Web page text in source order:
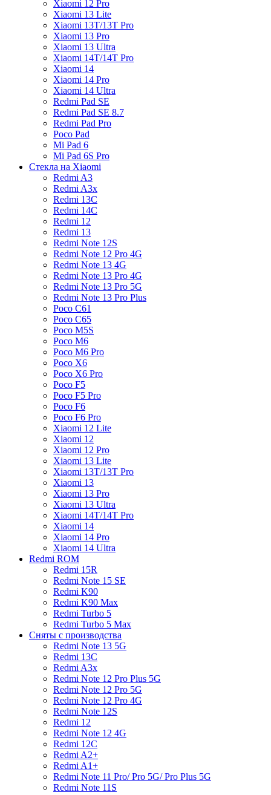
Xiaomi 12 Pro
Xiaomi 13 Lite
Xiaomi 13T/13T Pro
Xiaomi 13 Pro
Xiaomi 13 Ultra
Xiaomi 14T/14T Pro
Xiaomi 14
Xiaomi 14 Pro
Xiaomi 14 Ultra
Redmi Pad SE
Redmi Pad SE 8.7
Redmi Pad Pro
Poco Pad
Mi Pad 6
Mi Pad 6S Pro
Стекла на Xiaomi
Redmi A3
Redmi A3x
Redmi 13C
Redmi 14C
Redmi 12
Redmi 13
Redmi Note 12S
Redmi Note 12 Pro 4G
Redmi Note 13 4G
Redmi Note 13 Pro 4G
Redmi Note 13 Pro 5G
Redmi Note 13 Pro Plus
Poco C61
Poco C65
Poco M5S
Poco M6
Poco M6 Pro
Poco X6
Poco X6 Pro
Poco F5
Poco F5 Pro
Poco F6
Poco F6 Pro
Xiaomi 12 Lite
Xiaomi 12
Xiaomi 12 Pro
Xiaomi 13 Lite
Xiaomi 13T/13T Pro
Xiaomi 13
Xiaomi 13 Pro
Xiaomi 13 Ultra
Xiaomi 14T/14T Pro
Xiaomi 14
Xiaomi 14 Pro
Xiaomi 14 Ultra
Redmi ROM
Redmi 15R
Redmi Note 15 SE
Redmi K90
Redmi K90 Max
Redmi Turbo 5
Redmi Turbo 5 Max
Сняты с производства
Redmi Note 13 5G
Redmi 13C
Redmi A3x
Redmi Note 12 Pro Plus 5G
Redmi Note 12 Pro 5G
Redmi Note 12 Pro 4G
Redmi Note 12S
Redmi 12
Redmi Note 12 4G
Redmi 12C
Redmi A2+
Redmi A1+
Redmi Note 11 Pro/ Pro 5G/ Pro Plus 5G
Redmi Note 11S